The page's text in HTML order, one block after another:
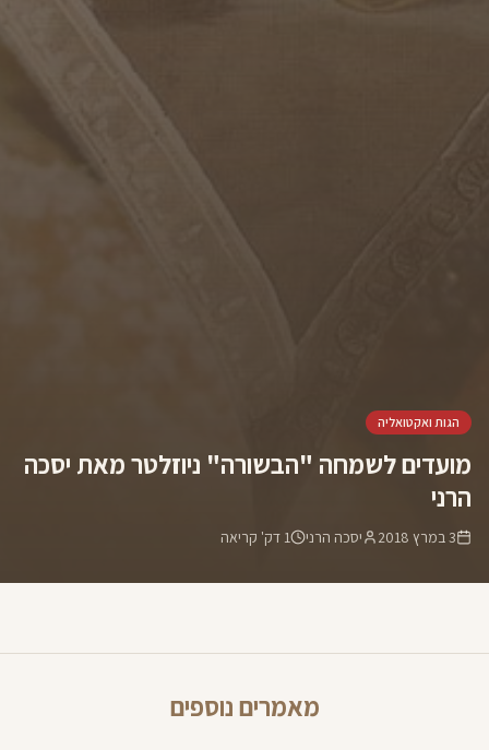
הגות ואקטואליה
מועדים לשמחה "הבשורה" ניוזלטר מאת יסכה
הרני
3 במרץ 2018 יסכה הרני 1 דק' קריאה
מאמרים נוספים